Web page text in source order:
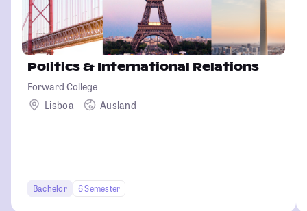
Politics & International Relations
Forward College
Lisboa
Ausland
Bachelor 6 Semester